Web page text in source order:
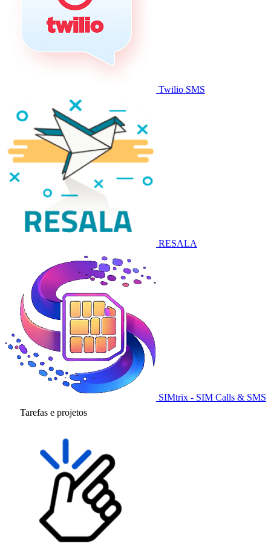
Twilio SMS
RESALA
SIMtrix - SIM Calls & SMS
Tarefas e projetos